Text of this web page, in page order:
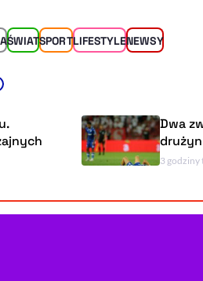
ŚWIATSPORTLIFESTYLENEWSY
Dwa
drużyn 6
3 godziny temu